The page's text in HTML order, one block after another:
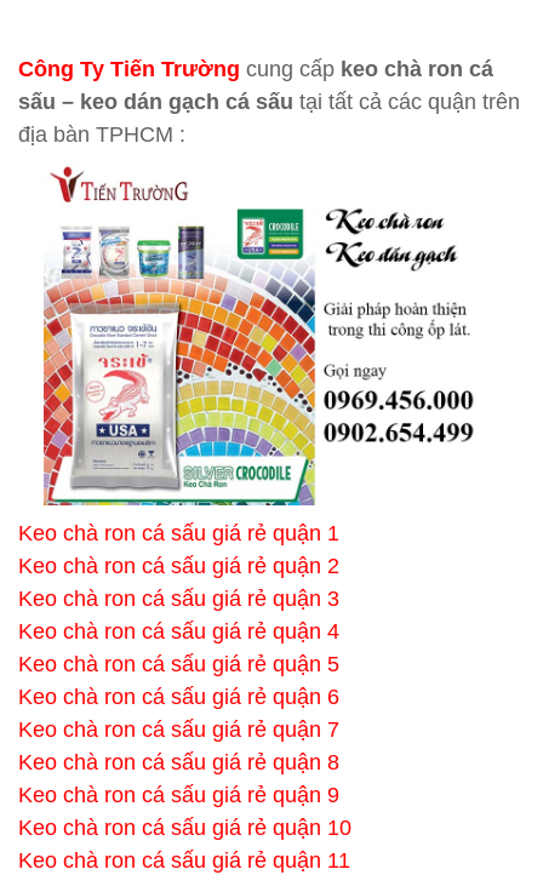
Công Ty Tiến Trường cung cấp keo chà ron cá
sấu – keo dán gạch cá sấu tại tất cả các quận trên
địa bàn TPHCM :
Keo chà ron cá sấu giá rẻ quận 1
Keo chà ron cá sấu giá rẻ quận 2
Keo chà ron cá sấu giá rẻ quận 3
Keo chà ron cá sấu giá rẻ quận 4
Keo chà ron cá sấu giá rẻ quận 5
Keo chà ron cá sấu giá rẻ quận 6
Keo chà ron cá sấu giá rẻ quận 7
Keo chà ron cá sấu giá rẻ quận 8
Keo chà ron cá sấu giá rẻ quận 9
Keo chà ron cá sấu giá rẻ quận 10
Keo chà ron cá sấu giá rẻ quận 11